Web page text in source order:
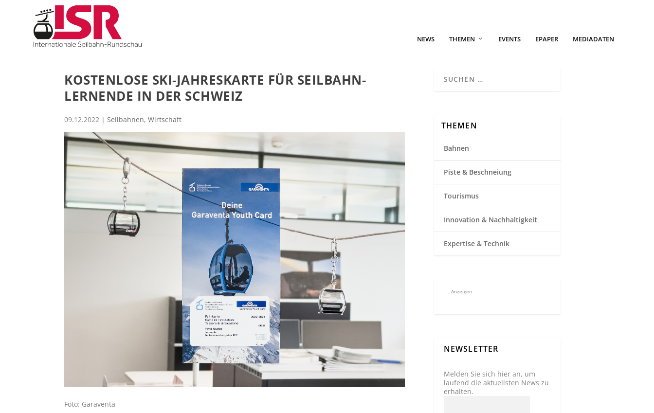
NEWS THEMEN EVENTS EPAPER MEDIADATEN
KOSTENLOSE SKI-JAHRESKARTE FÜR SEILBAHN-
LERNENDE IN DER SCHWEIZ
09.12.2022 | Seilbahnen, Wirtschaft
Foto: Garaventa
THEMEN
Bahnen
Piste & Beschneiung
Tourismus
Innovation & Nachhaltigkeit
Expertise & Technik
Anzeigen
NEWSLETTER
Melden Sie sich hier an, um
laufend die aktuellsten News zu
erhalten.